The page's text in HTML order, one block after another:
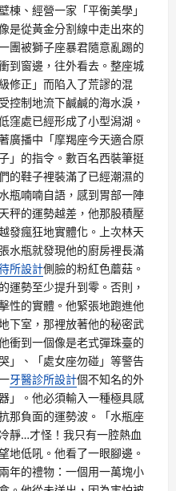
棟、經營一家「平衡美學」
是從黃金分割線中走出來的
團被獅子座暴君隨意亂踢的
到窗邊，往外看去。整座城
修正」而陷入了荒謬的混
控制地流下鹹鹹的海水淚，
窪處已經形成了小型潟湖。
廣播中「摩羯座今天適合原
」的指令。數百名西裝筆挺
的鞋子裡裝滿了已經潮濕的
瓶喃喃自語，感到胃部一陣
秤的運勢越差，他那股積壓
發瘋狂地實體化。上次林天
水瓶就發現他的廚房裡長滿
所設計側臉的粉紅色蘑菇。
運勢至少提升到零。否則，
性的實體。他緊張地跑進他
下室，那裡放著他的秘密武
衝到一個像是老式彈珠臺的
」、「處女座勿碰」等警告
牙醫診所設計個不知名的外
」。他必須輸入一種極具感
那負面的運勢波。「水瓶座
靜…才怪！我只有一腔熱血
地低吼。他看了一眼腳邊。
年的禮物：一個用一萬塊小